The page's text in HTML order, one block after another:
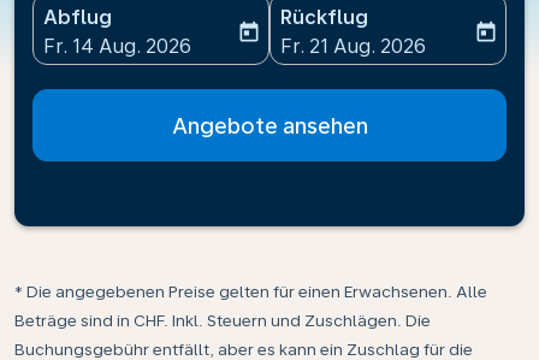
Abflug
fc-booking-departure-date-aria-label
Fr. 14 Aug. 2026
today
Rückflug
fc-booking-return-date-
Fr. 21 Aug. 2026
today
Angebote ansehen
* Die angegebenen Preise gelten für einen Erwachsenen. Alle
Beträge sind in CHF. Inkl. Steuern und Zuschlägen. Die
Buchungsgebühr entfällt, aber es kann ein Zuschlag für die